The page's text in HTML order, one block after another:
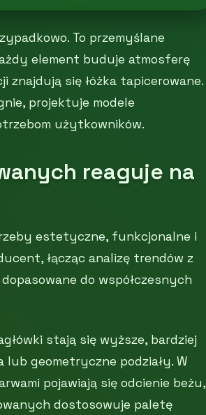
To przemyślane
element buduje atmosferę
znajdują się łóżka tapicerowane.
projektuje modele
użytkowników.
reaguje na
estetyczne, funkcjonalne i
łącząc analizę trendów z
do współczesnych
stają się wyższe, bardziej
geometryczne podziały. W
pojawiają się odcienie beżu,
dostosowuje paletę